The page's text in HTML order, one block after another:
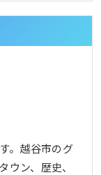
。越谷市のグ
ウン、歴史、